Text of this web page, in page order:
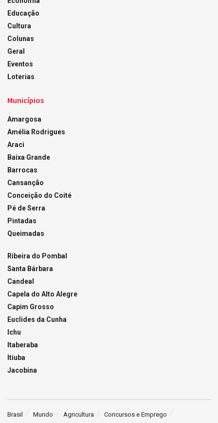
Educação
Cultura
Colunas
Geral
Eventos
Loterias
Municípios
Amargosa
Amélia Rodrigues
Araci
Baixa Grande
Barrocas
Cansanção
Conceição do Coité
Pé de Serra
Pintadas
Queimadas
Ribeira do Pombal
Santa Bárbara
Candeal
Capela do Alto Alegre
Capim Grosso
Euclides da Cunha
Ichu
Itaberaba
Itiuba
Jacobina
Brasil Mundo Agricultura
Concursos e Emprego